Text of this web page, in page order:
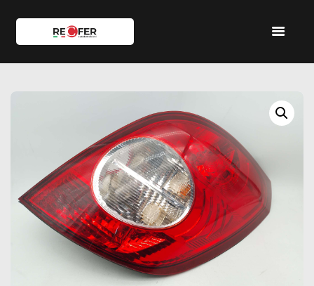
HOME
CONTATTI
ACCOUNT